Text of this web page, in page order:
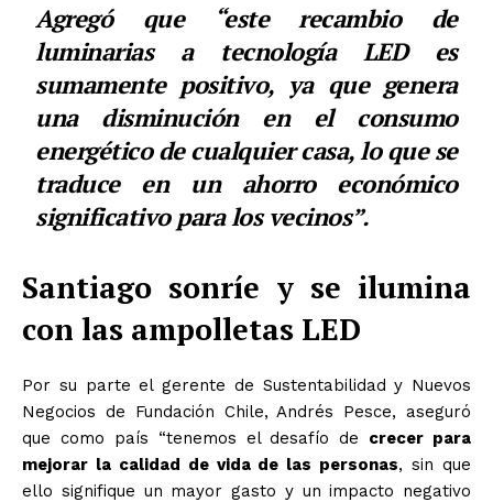
Agregó que “este recambio de
luminarias a tecnología LED es
sumamente positivo, ya que genera
una disminución en el consumo
energético de cualquier casa, lo que se
traduce en un ahorro económico
significativo para los vecinos”.
Santiago sonríe y se ilumina
con las ampolletas LED
Por su parte el gerente de Sustentabilidad y Nuevos
Negocios de Fundación Chile, Andrés Pesce, aseguró
que como país “tenemos el desafío de crecer para
mejorar la calidad de vida de las personas, sin que
ello signifique un mayor gasto y un impacto negativo